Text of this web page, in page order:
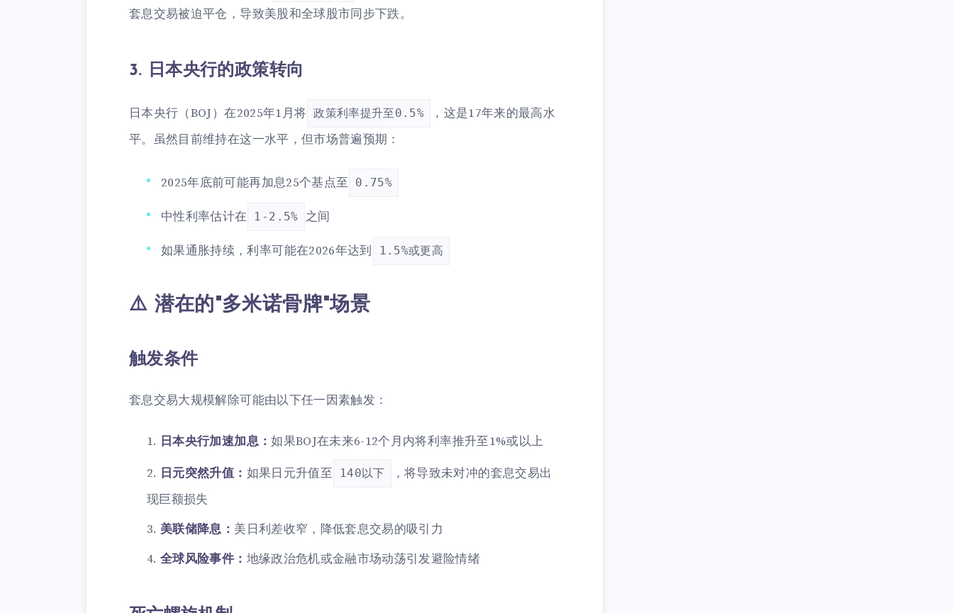
套息交易被迫平仓，导致美股和全球股市同步下跌。
3. 日本央行的政策转向
日本央行（BOJ）在2025年1月将 政策利率提升至0.5%
，这是17年来的最高水
平。虽然目前维持在这一水平，但市场普遍预期：
2025年底前可能再加息25个基点至 0.75%
中性利率估计在 1-2.5% 之间
如果通胀持续，利率可能在2026年达到 1.5%或更高
⚠️ 潜在的"多米诺骨牌"场景
触发条件
套息交易大规模解除可能由以下任一因素触发：
日本央行加速加息：如果BOJ在未来6-12个月内将利率推升至1%或以上
日元突然升值： 如果日元升值至 140以下
，将导致未对冲的套息交易出
现巨额损失
美联储降息： 美日利差收窄，降低套息交易的吸引力
全球风险事件： 地缘政治危机或金融市场动荡引发避险情绪